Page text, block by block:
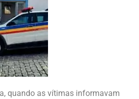
quando as vítimas informavam